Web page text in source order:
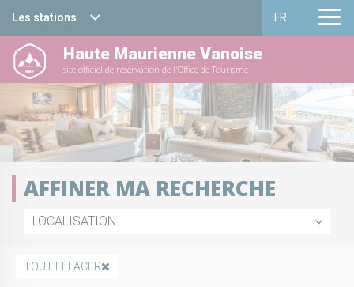
Les stations
Haute Maurienne Vanoise
Valfréjus
La Norma
Aussois
Val Cenis
Bonneval sur arc
FR
Français
English
Haute Maurienne Vanoise
site officiel de réservation de l'Office de Tourisme
AFFINER MA RECHERCHE
LOCALISATION
TOUT EFFACER